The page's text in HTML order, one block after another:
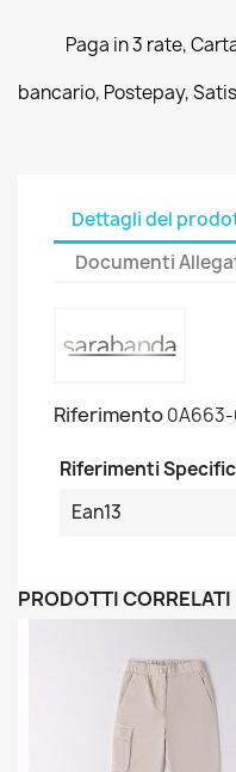
Paga in 3 rate,
bancario, Postepay,
Dettagli del
Documenti
Riferimento0A663-
Riferimenti
Ean13
PRODOTTI CORRELATI